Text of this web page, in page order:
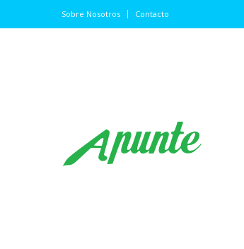
Sobre Nosotros Contacto